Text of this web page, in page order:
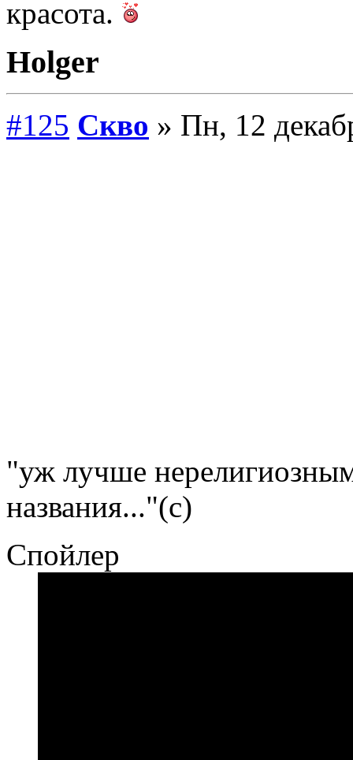
красота.
Holger
#125 Скво » Пн, 12
"уж лучше
названия..."(с)
Спойлер